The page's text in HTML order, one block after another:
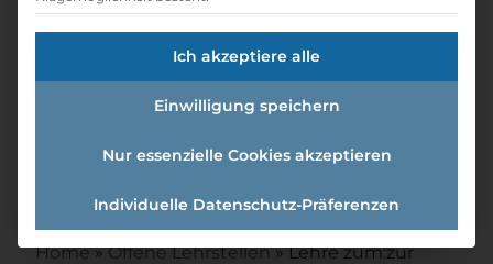
Lehre Zum:zur
Einzelhandelskaufmann:einzel
handelskauffrau
Schwerpunkt Lebensmittel
Home»Offene Lehrstellen»Lehre zum:zur
Ich akzeptiere alle
Einwilligung speichern
Nur essenzielle Cookies akzeptieren
Individuelle Datenschutz-Präferenzen